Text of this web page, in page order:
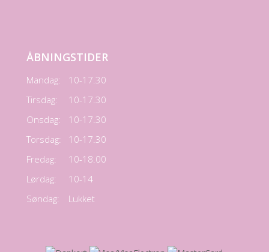
ÅBNINGSTIDER
Mandag:
10-17.30
Tirsdag:
10-17.30
Onsdag:
10-17.30
Torsdag:
10-17.30
Fredag:
10-18.00
Lørdag:
10-14
Søndag:
Lukket